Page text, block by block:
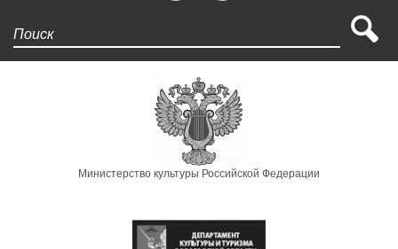
Министерство культуры Российской Федерации